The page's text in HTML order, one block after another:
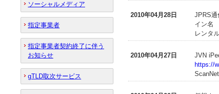
2010年04月28日
JPRS
イン名
レンタ
2010年04月27日
JVN
https://
ソーシャルメディア
指定事業者
指定事業者契約終了に伴う
お知らせ
gTLD取次サービス